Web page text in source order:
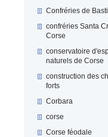
Confréries de
confréries Santa
Corse
conservatoire
naturels de Corse
construction des
forts
Corbara
corse
Corse féodale